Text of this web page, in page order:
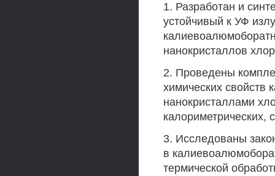
1. Разработан и
устойчивый к УФ
нанокристаллов
2. Проведены
химических свойств
нанокристаллами
калориметрических,
3. Исследованы
в
термической